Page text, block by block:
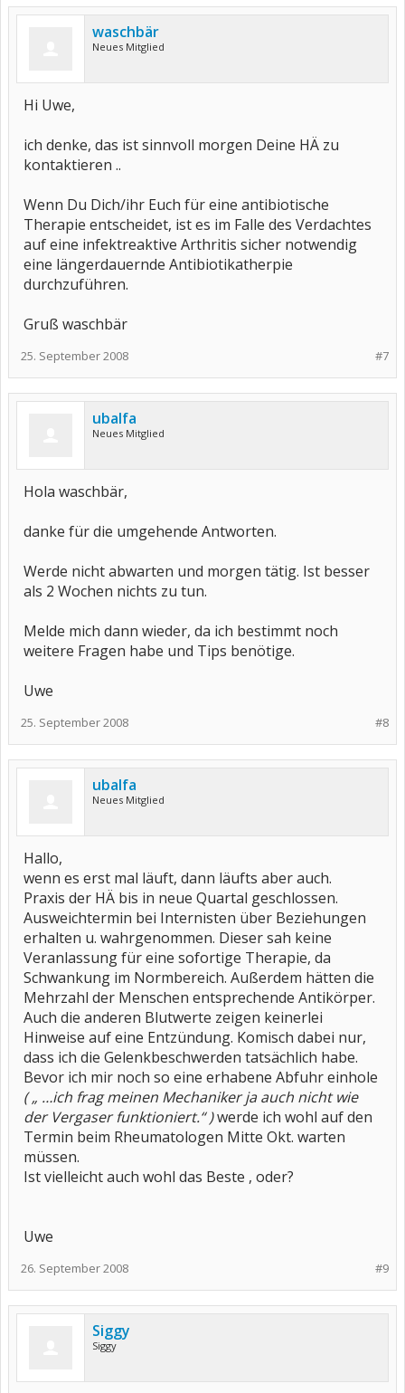
waschbär
Neues Mitglied
Hi Uwe,
ich denke, das ist sinnvoll morgen Deine HÄ zu
kontaktieren ..
Wenn Du Dich/ihr Euch für eine antibiotische
Therapie entscheidet, ist es im Falle des Verdachtes
auf eine infektreaktive Arthritis sicher notwendig
eine längerdauernde Antibiotikatherpie
durchzuführen.
Gruß waschbär
#7
25. September 2008
ubalfa
Neues Mitglied
Hola waschbär,
danke für die umgehende Antworten.
Werde nicht abwarten und morgen tätig. Ist besser
als 2 Wochen nichts zu tun.
Melde mich dann wieder, da ich bestimmt noch
weitere Fragen habe und Tips benötige.
Uwe
#8
25. September 2008
ubalfa
Neues Mitglied
Hallo,
wenn es erst mal läuft, dann läufts aber auch.
Praxis der HÄ bis in neue Quartal geschlossen.
Ausweichtermin bei Internisten über Beziehungen
erhalten u. wahrgenommen. Dieser sah keine
Veranlassung für eine sofortige Therapie, da
Schwankung im Normbereich. Außerdem hätten die
Mehrzahl der Menschen entsprechende Antikörper.
Auch die anderen Blutwerte zeigen keinerlei
Hinweise auf eine Entzündung. Komisch dabei nur,
dass ich die Gelenkbeschwerden tatsächlich habe.
Bevor ich mir noch so eine erhabene Abfuhr einhole
( „ …ich frag meinen Mechaniker ja auch nicht wie
der Vergaser funktioniert.“ )werde ich wohl auf den
Termin beim Rheumatologen Mitte Okt. warten
müssen.
Ist vielleicht auch wohl das Beste , oder?
Uwe
#9
26. September 2008
Siggy
Siggy